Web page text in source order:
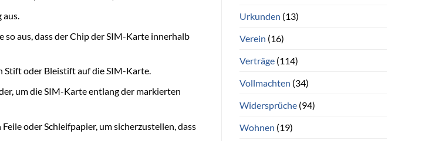
aus.
aus, dass der Chip der SIM-Karte innerhalb
Stift oder Bleistift auf die SIM-Karte.
um die SIM-Karte entlang der markierten
oder Schleifpapier, um sicherzustellen, dass
Urkunden (13)
Verein (16)
Verträge(114)
Vollmachten (34)
Widersprüche(94)
Wohnen (19)